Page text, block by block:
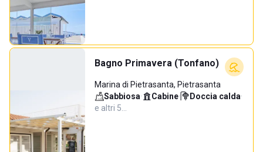
Bagno Primavera (Tonfano)
Marina di Pietrasanta, Pietrasanta
Sabbiosa· Cabine· Doccia calda·
e altri 5…